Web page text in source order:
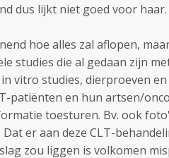
dus lijkt niet goed voor haar.
hoe alles zal aflopen,
studies die al gedaan zijn
in vitro studies, dierproeven
patiënten en hun artsen/
toesturen. Bv. ook
er aan deze CLT-
zou liggen is volkomen